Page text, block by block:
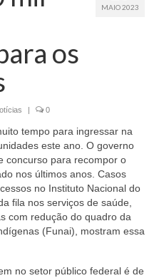
MAIO 2023
os
| 0
tempo para ingressar na
este ano. O governo
concurso para recompor o
nos últimos anos. Casos
no Instituto Nacional do
fila nos serviços de saúde,
com redução do quadro da
(Funai), mostram essa
no setor público federal é de